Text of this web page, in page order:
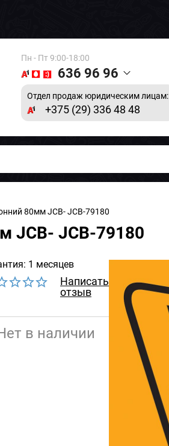
Пн - Пт 9:00-18:00
636 96 96
Отдел продаж юридическим лицам:
+375 (29) 336 48 48
80мм JCB- JCB-79180
JCB- JCB-79180
1 месяцев
Написать
отзыв
в наличии